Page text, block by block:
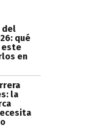
del
qué
este
en
la